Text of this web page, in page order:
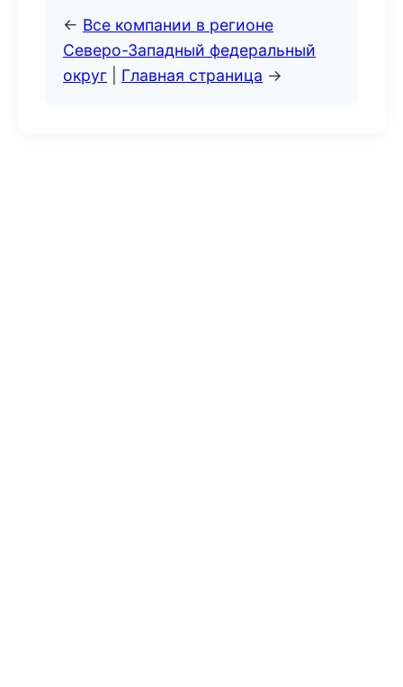
← Все компании в регионе
Северо-Западный федеральный
округ
Главная страница →